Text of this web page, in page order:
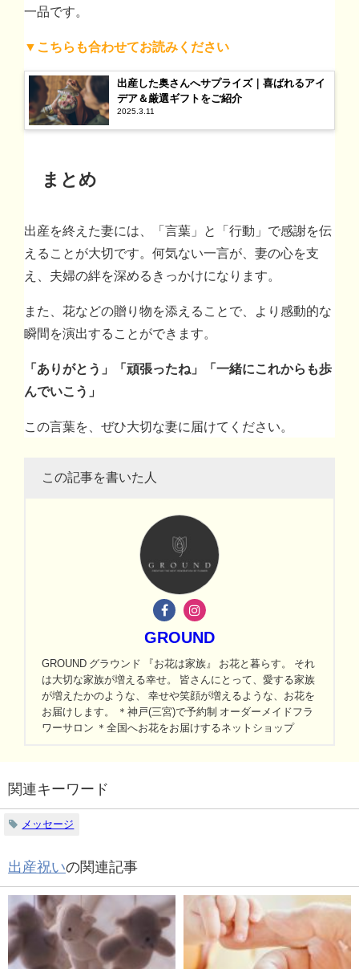
一品です。
▼こちらも合わせてお読みください
出産した奥さんへサプライズ｜喜ばれるアイ
デア＆厳選ギフトをご紹介
2025.3.11
まとめ
出産を終えた妻には、「言葉」と「行動」で感謝を伝
えることが大切です。何気ない一言が、妻の心を支
え、夫婦の絆を深めるきっかけになります。
また、花などの贈り物を添えることで、より感動的な
瞬間を演出することができます。
「ありがとう」「頑張ったね」「一緒にこれからも歩
んでいこう」
この言葉を、ぜひ大切な妻に届けてください。
この記事を書いた人
GROUND
GROUND グラウンド 『お花は家族』 お花と暮らす。 それ
は大切な家族が増える幸せ。 皆さんにとって、愛する家族
が増えたかのような、 幸せや笑顔が増えるような、お花を
お届けします。 ＊神戸(三宮)で予約制 オーダーメイドフラ
ワーサロン ＊全国へお花をお届けするネットショップ
関連キーワード
メッセージ
出産祝いの関連記事